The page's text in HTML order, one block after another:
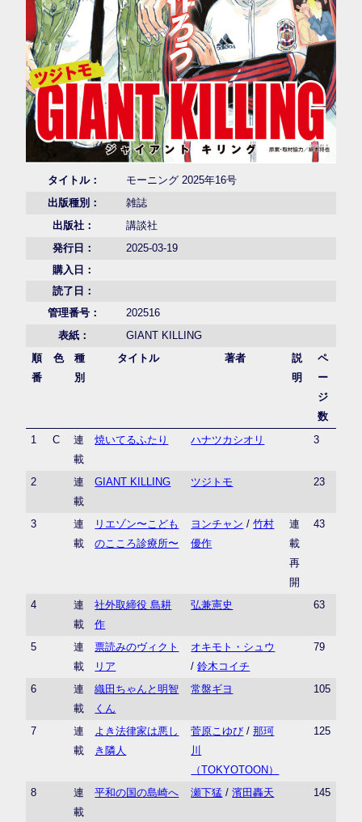
タイトル：
モーニング 2025年16号
出版種別：
雑誌
出版社：
講談社
発行日：
2025-03-19
購入日：
読了日：
管理番号：
202516
表紙：
GIANT KILLING
順
番
色
種
別
タイトル 著者
説
明
ペ
ー
ジ
数
1
C
連
載
焼いてるふたり ハナツカシオリ 3
2
連
載
GIANT KILLING ツジトモ 23
3
連
載
リエゾン〜こども
のこころ診療所〜
ヨンチャン /竹村
優作
連
載
再
開
43
4
連
載
社外取締役 島耕
作
弘兼憲史 63
5
連
載
票読みのヴィクト
リア
オキモト・シュウ
/鈴木コイチ
79
6
連
載
織田ちゃんと明智
くん
常盤ギヨ 105
7
連
載
よき法律家は悪し
き隣人
菅原こゆび /那珂
川
（TOKYOTOON）
125
8
連
載
平和の国の島崎へ 瀬下猛 /濱田轟天 145